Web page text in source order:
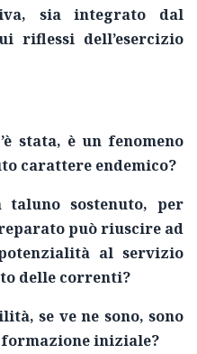
sia integrato dal
riflessi dell’esercizio
stata, è un fenomeno
carattere endemico?
taluno sostenuto, per
può riuscire ad
al servizio
delle correnti?
se ve ne sono, sono
iniziale?